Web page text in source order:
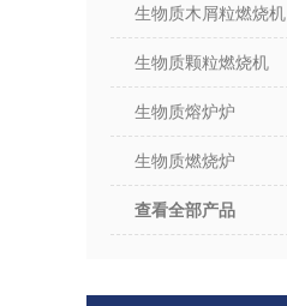
生物质木屑粒燃烧机
生物质颗粒燃烧机
生物质熔炉炉
生物质燃烧炉
查看全部产品